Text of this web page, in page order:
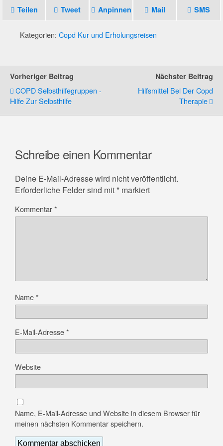
Teilen Tweet Anpinnen Mail SMS
Kategorien: Copd Kur und Erholungsreisen
Vorheriger Beitrag
COPD Selbsthilfegruppen -
Hilfe Zur Selbsthilfe
Nächster Beitrag
Hilfsmittel Bei Der Copd
Therapie
Schreibe einen Kommentar
Deine E-Mail-Adresse wird nicht veröffentlicht.
Erforderliche Felder sind mit * markiert
Kommentar*
Name*
E-Mail-Adresse*
Website
Name, E-Mail-Adresse und Website in diesem Browser für
meinen nächsten Kommentar speichern.